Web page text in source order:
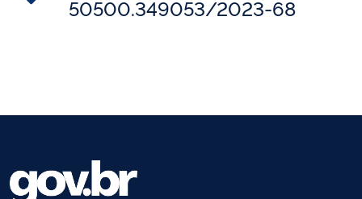
50500.349053/2023-68